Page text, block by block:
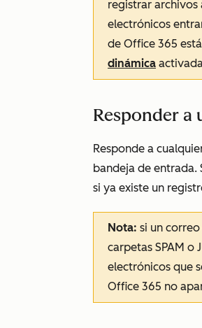
registrar archivos
electrónicos
de Office 365
dinámica
Responder a
Responde a
bandeja de entrada.
si ya existe un
Nota: si un
carpetas SPAM o
electrónicos que
Office 365 no